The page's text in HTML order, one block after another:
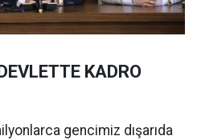
KADRO
gencimiz dışarıda